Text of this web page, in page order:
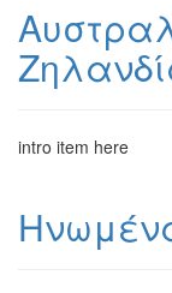
intro item here